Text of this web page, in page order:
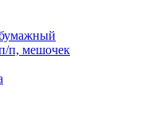
п, мешочек